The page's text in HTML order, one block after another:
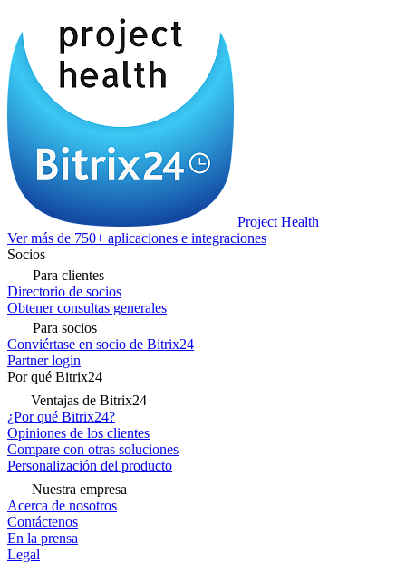
Project Health
Ver más de 750+ aplicaciones e integraciones
Socios
Para clientes
Directorio de socios
Obtener consultas generales
Para socios
Conviértase en socio de Bitrix24
Partner login
Por qué Bitrix24
Ventajas de Bitrix24
¿Por qué Bitrix24?
Opiniones de los clientes
Compare con otras soluciones
Personalización del producto
Nuestra empresa
Acerca de nosotros
Contáctenos
En la prensa
Legal